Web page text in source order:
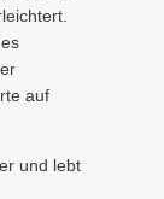
auf
und lebt